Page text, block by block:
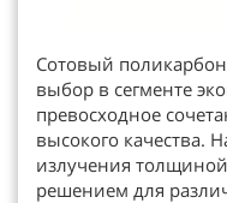
Сотовый
выбор в сегменте
превосходное
высокого качества.
излучения
решением для